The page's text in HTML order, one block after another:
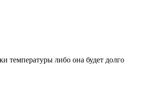
температуры либо она будет долго